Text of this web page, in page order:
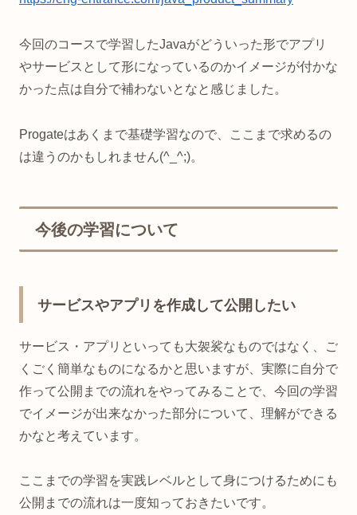
今回のコースで学習したJavaがどういった形でアプリ
やサービスとして形になっているのかイメージが付かな
かった点は自分で補わないとなと感じました。
Progateはあくまで基礎学習なので、ここまで求めるの
は違うのかもしれません(^_^;)。
今後の学習について
サービスやアプリを作成して公開したい
サービス・アプリといっても大袈裟なものではなく、ご
くごく簡単なものになるかと思いますが、実際に自分で
作って公開までの流れをやってみることで、今回の学習
でイメージが出来なかった部分について、理解ができる
かなと考えています。
ここまでの学習を実践レベルとして身につけるためにも
公開までの流れは一度知っておきたいです。